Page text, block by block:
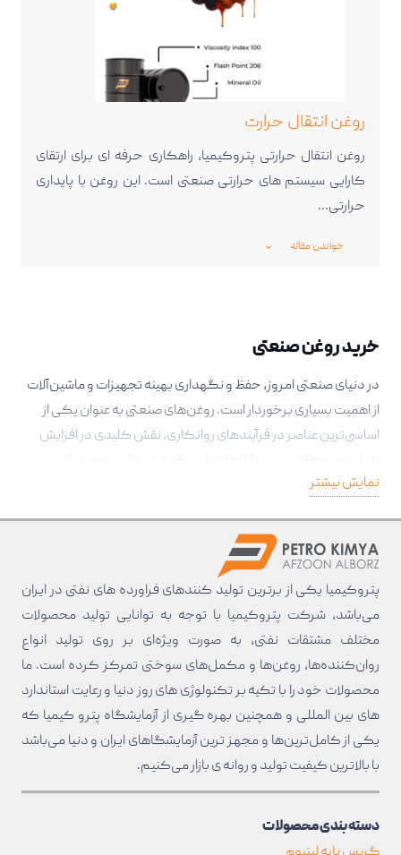
روغن انتقال حرارت
روغن انتقال حرارتی پتروکیمیا، راهکاری حرفه ای برای ارتقای
کارایی سیستم های حرارتی صنعتی است. این روغن با پایداری
حرارتی…
خواندن مقاله _expand_more_
خرید روغن صنعتی
در دنیای صنعتی امروز، حفظ و نگهداری بهینه تجهیزات و ماشین‌آلات
از اهمیت بسیاری برخوردار است. روغن‌های صنعتی به عنوان یکی از
اساسی‌ترین عناصر در فرآیندهای روانکاری، نقش کلیدی در افزایش
می‌تواند تفاوت چشمگیری در عملکرد و بهره‌وری صنعتی ایجاد کند.
عمده و با کیفیت هستید، این مقاله به شما کمک خواهد کرد تا با
انواع روغن‌های صنعتی، کاربردها و مزایای آنها آشنا شوید. همچنین
شرکت پتروکیمیا به عنوان یکی از پیشروان تولید روغن‌های صنعتی،
راهنمایی جامع برای انتخاب و خرید بهترین محصولات را در اختیار شما
قرار خواهد داد. بیایید با هم دنیای گسترده و جذاب روغن‌های
صنعتی را بیشتر بشناسیم.
روغن صنعتی چیست؟
روغن صنعتی یکی از مهمترین روانکارهای مورد استفاده در تجهیزات
و ماشین‌آلات صنعتی است که نقش حیاتی در کاهش اصطکاک،
با ترکیبات خاص و افزودنی‌های متنوع تولید می‌شوند تا بهترین
عملکرد را در شرایط کاری مختلف ارائه دهند.
نمایش بیشتر
پتروکیمیا یکی از برترین تولید کنند‌های فراورده های نفتی در ایران
می‌باشد، شرکت پتروکیمیا با توجه به توانایی تولید محصولات
مختلف مشتقات نفتی، به صورت ویژه‌ای بر روی تولید انواع
روان‌کننده‌ها، روغن‌ها و مکمل‌های سوختی تمرکز کرده است. ما
محصولات خود را با تکیه بر تکنولوژی های روز دنیا و رعایت استاندارد
های بین المللی و همچنین بهره گیری از آزمایشگاه پترو کیمیا که
یکی از کامل‌ترین‌ها و مجهز ترین آزمایشگاهای ایران و دنیا می‌باشد
با بالا‌ترین کیفیت تولید و روانه ی بازار می‌کنیم.
دسته بندی محصولات